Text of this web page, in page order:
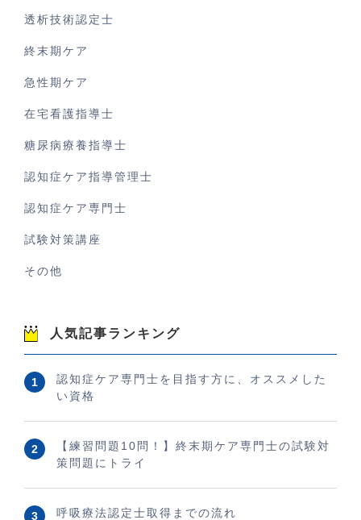
透析技術認定士
終末期ケア
急性期ケア
在宅看護指導士
糖尿病療養指導士
認知症ケア指導管理士
認知症ケア専門士
試験対策講座
その他
人気記事ランキング
認知症ケア専門士を目指す方に、オススメした
い資格
【練習問題10問！】終末期ケア専門士の試験対
策問題にトライ
呼吸療法認定士取得までの流れ